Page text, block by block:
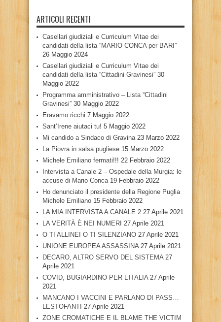
ARTICOLI RECENTI
Casellari giudiziali e Curriculum Vitae dei
candidati della lista “MARIO CONCA per BARI”
26 Maggio 2024
Casellari giudiziali e Curriculum Vitae dei
candidati della lista “Cittadini Gravinesi” 30
Maggio 2022
Programma amministrativo – Lista “Cittadini
Gravinesi” 30 Maggio 2022
Eravamo ricchi 7 Maggio 2022
Sant’Irene aiutaci tu! 5 Maggio 2022
Mi candido a Sindaco di Gravina 23 Marzo 2022
La Piovra in salsa pugliese 15 Marzo 2022
Michele Emiliano fermati!!! 22 Febbraio 2022
Intervista a Canale 2 – Ospedale della Murgia: le
accuse di Mario Conca 19 Febbraio 2022
Ho denunciato il presidente della Regione Puglia
Michele Emiliano 15 Febbraio 2022
LA MIA INTERVISTA A CANALE 2 27 Aprile 2021
LA VERITÀ È NEI NUMERI 27 Aprile 2021
O TI ALLINEI O TI SILENZIANO 27 Aprile 2021
UNIONE EUROPEA ASSASSINA 27 Aprile 2021
DECARO, ALTRO SERVO DEL SISTEMA 27
Aprile 2021
COVID, BUGIARDINO PER L’ITALIA 27 Aprile
2021
MANCANO I VACCINI E PARLANO DI PASS…
LESTOFANTI 27 Aprile 2021
ZONE CROMATICHE E IL BLAME THE VICTIM